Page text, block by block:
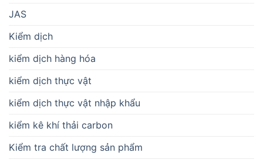
JAS
Kiểm dịch
kiểm dịch hàng hóa
kiểm dịch thực vật
kiểm dịch thực vật nhập khẩu
kiểm kê khí thải carbon
Kiểm tra chất lượng sản phẩm